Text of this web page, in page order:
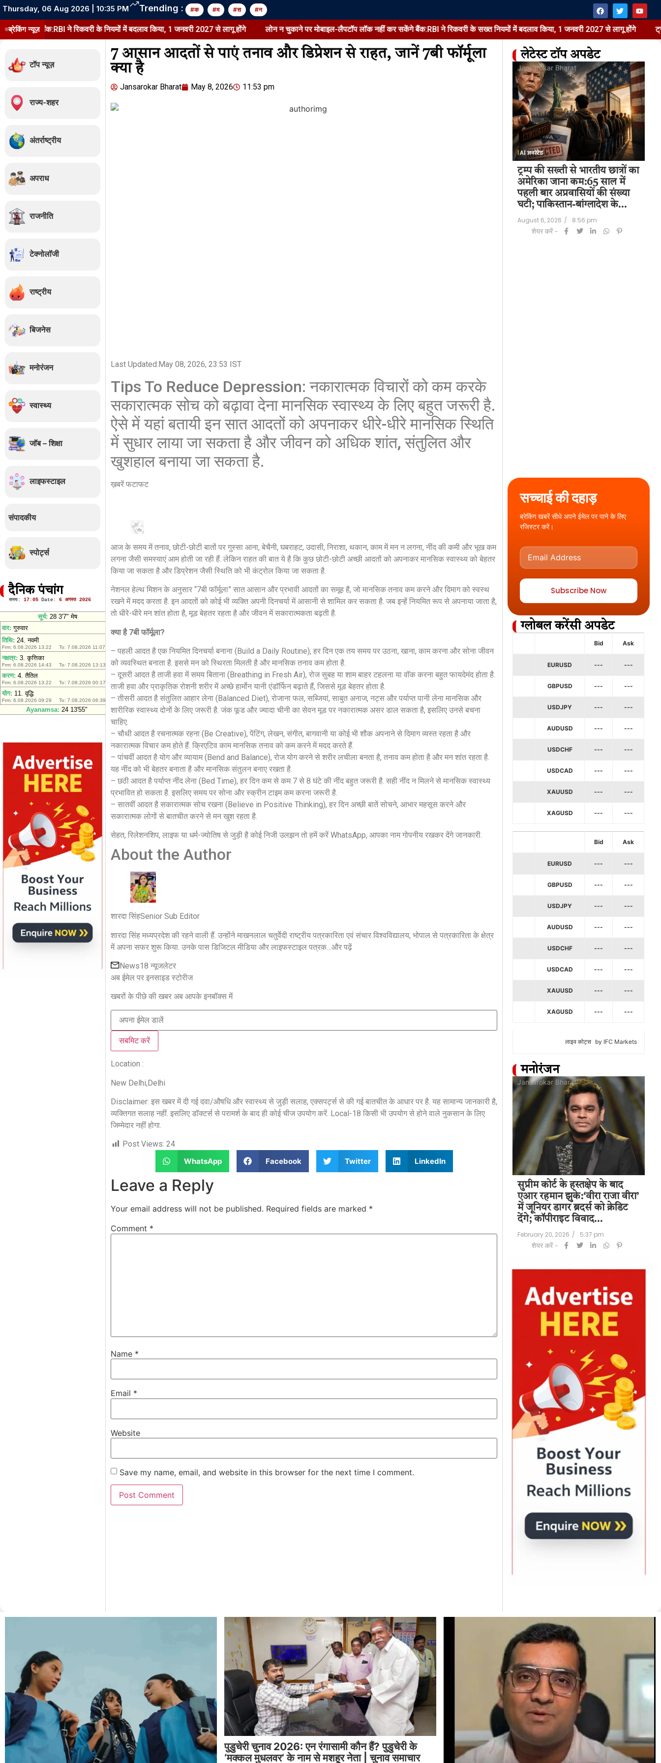
Thursday, 06 Aug 2026 | 10:35 PM Trending : #क #म #स #न
ब्रेकिंग न्यूज़
बैंक:RBI ने रिकवरी के नियमों में बदलाव किया, 1 जनवरी 2027 से लागू होंगे लोन न चुकाने पर मोबाइल-लैपटॉप लॉक नहीं कर सकेंगे बैंक:RBI ने रिकवरी के सख्त नियमों में बदलाव किया, 1 जनवरी 2027 से लागू होंगे ट्रम्प की
टॉप न्यूज़
राज्य-शहर
अंतर्राष्ट्रीय
अपराध
राजनीति
टेक्नोलॉजी
राष्ट्रीय
बिजनेस
मनोरंजन
स्वास्थ्य
जॉब – शिक्षा
लाइफस्टाइल
संपादकीय
स्पोर्ट्स
दैनिक पंचांग
7 आसान आदतों से पाएं तनाव और डिप्रेशन से राहत, जानें 7बी फॉर्मूला
क्या है
Jansarokar Bharat May 8, 2026 11:53 pm
Last Updated:May 08, 2026, 23:53 IST
Tips To Reduce Depression: नकारात्मक विचारों को कम करके
सकारात्मक सोच को बढ़ावा देना मानसिक स्वास्थ्य के लिए बहुत जरूरी है.
ऐसे में यहां बतायी इन सात आदतों को अपनाकर धीरे-धीरे मानसिक स्थिति
में सुधार लाया जा सकता है और जीवन को अधिक शांत, संतुलित और
खुशहाल बनाया जा सकता है.
ख़बरें फटाफट
आज के समय में तनाव, छोटी-छोटी बातों पर गुस्सा आना, बेचैनी, घबराहट, उदासी, निराशा, थकान, काम में मन न लगना, नींद की कमी और भूख कम
लगना जैसी समस्याएं आम होती जा रही हैं. लेकिन राहत की बात ये है कि कुछ छोटी-छोटी अच्छी आदतों को अपनाकर मानसिक स्वास्थ्य को बेहतर
किया जा सकता है और डिप्रेशन जैसी स्थिति को भी कंट्रोल किया जा सकता है.
नेशनल हेल्थ मिशन के अनुसार “7बी फॉर्मूला” सात आसान और प्रभावी आदतों का समूह है, जो मानसिक तनाव कम करने और दिमाग को स्वस्थ
रखने में मदद करता है. इन आदतों को कोई भी व्यक्ति अपनी दिनचर्या में आसानी से शामिल कर सकता है. जब इन्हें नियमित रूप से अपनाया जाता है,
तो धीरे-धीरे मन शांत होता है, मूड बेहतर रहता है और जीवन में सकारात्मकता बढ़ती है.
क्या है 7बी फॉर्मूला?
– पहली आदत है एक नियमित दिनचर्या बनाना (Build a Daily Routine), हर दिन एक तय समय पर उठना, खाना, काम करना और सोना जीवन
को व्यवस्थित बनाता है. इससे मन को स्थिरता मिलती है और मानसिक तनाव कम होता है.
– दूसरी आदत है ताजी हवा में समय बिताना (Breathing in Fresh Air), रोज सुबह या शाम बाहर टहलना या वॉक करना बहुत फायदेमंद होता है.
ताजी हवा और प्राकृतिक रोशनी शरीर में अच्छे हार्मोन यानी एंडॉर्फिन बढ़ाते हैं, जिससे मूड बेहतर होता है.
– तीसरी आदत है संतुलित आहार लेना (Balanced Diet), रोजाना फल, सब्जियां, साबुत अनाज, नट्स और पर्याप्त पानी लेना मानसिक और
शारीरिक स्वास्थ्य दोनों के लिए जरूरी है. जंक फूड और ज्यादा चीनी का सेवन मूड पर नकारात्मक असर डाल सकता है, इसलिए उनसे बचना
चाहिए.
– चौथी आदत है रचनात्मक रहना (Be Creative), पेंटिंग, लेखन, संगीत, बागवानी या कोई भी शौक अपनाने से दिमाग व्यस्त रहता है और
नकारात्मक विचार कम होते हैं. क्रिएटिव काम मानसिक तनाव को कम करने में मदद करते हैं.
– पांचवीं आदत है योग और व्यायाम (Bend and Balance), रोज योग करने से शरीर लचीला बनता है, तनाव कम होता है और मन शांत रहता है.
यह नींद को भी बेहतर बनाता है और मानसिक संतुलन बनाए रखता है.
– छठी आदत है पर्याप्त नींद लेना (Bed Time), हर दिन कम से कम 7 से 8 घंटे की नींद बहुत जरूरी है. सही नींद न मिलने से मानसिक स्वास्थ्य
प्रभावित हो सकता है. इसलिए समय पर सोना और स्क्रीन टाइम कम करना जरूरी है.
– सातवीं आदत है सकारात्मक सोच रखना (Believe in Positive Thinking), हर दिन अच्छी बातें सोचने, आभार महसूस करने और
सकारात्मक लोगों से बातचीत करने से मन खुश रहता है.
सेहत, रिलेशनशिप, लाइफ या धर्म-ज्योतिष से जुड़ी है कोई निजी उलझन तो हमें करें WhatsApp, आपका नाम गोपनीय रखकर देंगे जानकारी.
About the Author
शारदा सिंहSenior Sub Editor
शारदा सिंह मध्यप्रदेश की रहने वाली हैं. उन्होंने माखनलाल चतुर्वेदी राष्ट्रीय पत्रकारिता एवं संचार विश्वविद्यालय, भोपाल से पत्रकारिता के क्षेत्र
में अपना सफर शुरू किया. उनके पास डिजिटल मीडिया और लाइफस्टाइल पत्रक…और पढ़ें
News18 न्यूजलेटर
अब ईमेल पर इनसाइड स्‍टोर‍ीज
खबरों के पीछे की खबर अब आपके इनबॉक्‍स में
सबमिट करें
Location :
New Delhi,Delhi
Disclaimer: इस खबर में दी गई दवा/औषधि और स्वास्थ्य से जुड़ी सलाह, एक्सपर्ट्स से की गई बातचीत के आधार पर है. यह सामान्य जानकारी है,
व्यक्तिगत सलाह नहीं. इसलिए डॉक्टर्स से परामर्श के बाद ही कोई चीज उपयोग करें. Local-18 किसी भी उपयोग से होने वाले नुकसान के लिए
जिम्मेदार नहीं होगा.
Post Views: 24
WhatsApp
Facebook Twitter LinkedIn
Leave a Reply
Your email address will not be published. Required fields are marked *
Comment *
Name *
Email *
Website
Save my name, email, and website in this browser for the next time I comment.
लेटेस्ट टॉप अपडेट
Jansarokar Bharat
ट्रम्प की सख्ती से भारतीय छात्रों का
अमेरिका जाना कम:65 साल में
पहली बार अप्रवासियों की संख्या
घटी; पाकिस्तान-बांग्लादेश के…
August 6, 2026 / 8:56 pm
शेयर करें -
ट्रम्प की
पहली
सच्चाई की दहाड़
ब्रेकिंग खबरें सीधे अपने ईमेल पर पाने के लिए
रजिस्टर करें।
Subscribe Now
ग्लोबल करेंसी अपडेट
Bid Ask
EURUSD --- ---
GBPUSD --- ---
USDJPY --- ---
AUDUSD --- ---
USDCHF --- ---
USDCAD --- ---
XAUUSD --- ---
XAGUSD --- ---
Bid Ask
EURUSD --- ---
GBPUSD --- ---
USDJPY --- ---
AUDUSD --- ---
USDCHF --- ---
USDCAD --- ---
XAUUSD --- ---
XAGUSD --- ---
लाइव कोट्स by IFC Markets
मनोरंजन
में जूनियर डागर ब्रदर्स को क्रेडिट
February 20, 2026 / 5:37 pm
February 20, 2026 / 6:23 pm
Jansarokar Bharat
सुप्रीम कोर्ट के हस्तक्षेप के बाद
एआर रहमान झुके:‘वीरा राजा वीरा’
में जूनियर डागर ब्रदर्स को क्रेडिट
देंगे; कॉपीराइट विवाद…
February 20, 2026 /
5:37 pm
शेयर करें -
पुडुचेरी चुनाव 2026: एन रंगासामी कौन हैं? पुडुचेरी के
‘मक्कल मुधलवर’ के नाम से मशहूर नेता | चुनाव समाचार